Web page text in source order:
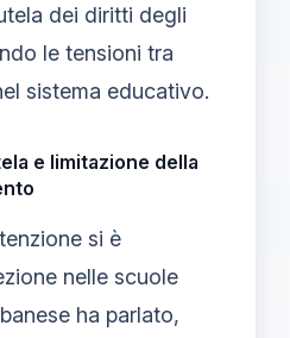
dei diritti degli
le tensioni tra
sistema educativo.
e limitazione della
si è
nelle scuole
ha parlato,